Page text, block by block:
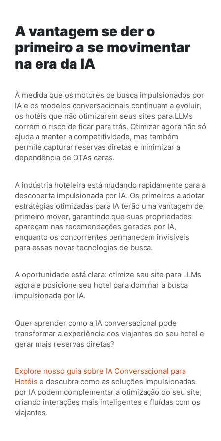
A vantagem se der o
primeiro a se movimentar
na era da IA
À medida que os motores de busca impulsionados por
IA e os modelos conversacionais continuam a evoluir,
os hotéis que não otimizarem seus sites para LLMs
correm o risco de ficar para trás. Otimizar agora não só
ajuda a manter a competitividade, mas também
permite capturar reservas diretas e minimizar a
dependência de OTAs caras.
A indústria hoteleira está mudando rapidamente para a
descoberta impulsionada por IA. Os primeiros a adotar
estratégias otimizadas para IA terão uma vantagem de
primeiro mover, garantindo que suas propriedades
apareçam nas recomendações geradas por IA,
enquanto os concorrentes permanecem invisíveis
para essas novas tecnologias de busca.
A oportunidade está clara: otimize seu site para LLMs
agora e posicione seu hotel para dominar a busca
impulsionada por IA.
Quer aprender como a IA conversacional pode
transformar a experiência dos viajantes do seu hotel e
gerar mais reservas diretas?
Explore nosso guia sobre IA Conversacional para
Hotéis e descubra como as soluções impulsionadas
por IA podem complementar a otimização do seu site,
criando interações mais inteligentes e fluídas com os
viajantes.